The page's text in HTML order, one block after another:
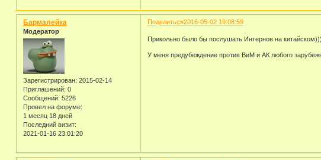
Поделиться2016-05-02 19:08:59
Бармалейка
Модератор
Зарегистрирован: 2015-02-14
Приглашений: 0
Сообщений: 5226
Провел на форуме:
1 месяц 18 дней
Последний визит:
2021-01-16 23:01:20
Прикольно было бы послушать Интернов на
У меня предубеждение против ВиМ и АК любого